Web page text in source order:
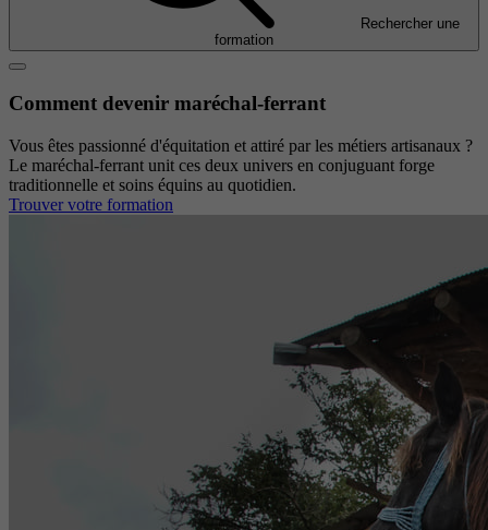
Rechercher une
formation
Comment devenir maréchal-ferrant
Vous êtes passionné d'équitation et attiré par les métiers artisanaux ?
Le maréchal-ferrant unit ces deux univers en conjuguant forge
traditionnelle et soins équins au quotidien.
Trouver votre formation